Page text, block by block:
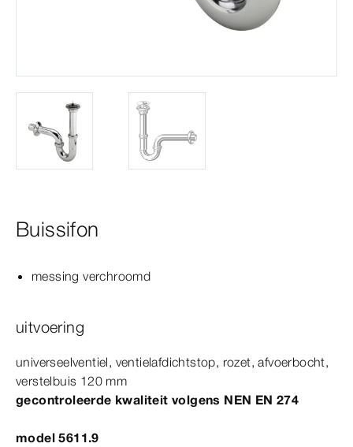
Buissifon
messing verchroomd
uitvoering
universeelventiel, ventielafdichtstop, rozet, afvoerbocht,
verstelbuis 120 mm
gecontroleerde kwaliteit volgens NEN EN 274
model 5611.9